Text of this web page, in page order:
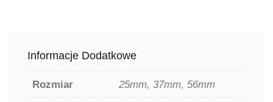
Informacje Dodatkowe
Rozmiar 25mm, 37mm, 56mm